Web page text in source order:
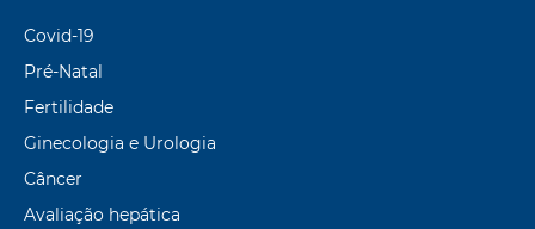
Covid-19
Pré-Natal
Fertilidade
Ginecologia e Urologia
Câncer
Avaliação hepática